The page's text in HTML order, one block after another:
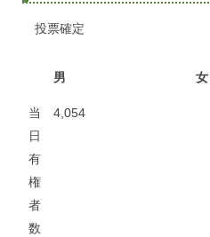
投票確定
男 女
当
日
有
権
者
数
4,054